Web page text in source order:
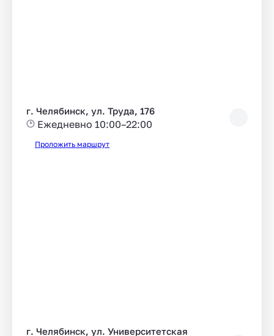
г. Челябинск, ул. Труда, 176
Ежедневно 10:00–22:00
Проложить маршрут
г. Челябинск, ул. Университетская